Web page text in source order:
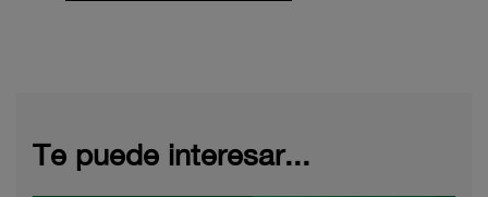
Te puede interesar...